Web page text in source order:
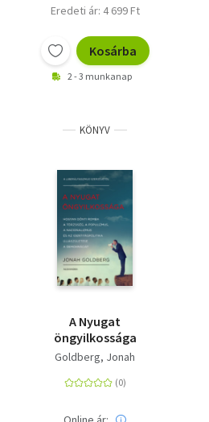
Eredeti ár: 4 699 Ft
Kosárba
2 - 3 munkanap
KÖNYV
A Nyugat
öngyilkossága
Goldberg, Jonah